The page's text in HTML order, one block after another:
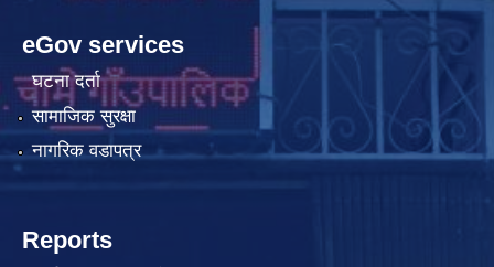
eGov services
घटना दर्ता
सामाजिक सुरक्षा
नागरिक वडापत्र
Reports